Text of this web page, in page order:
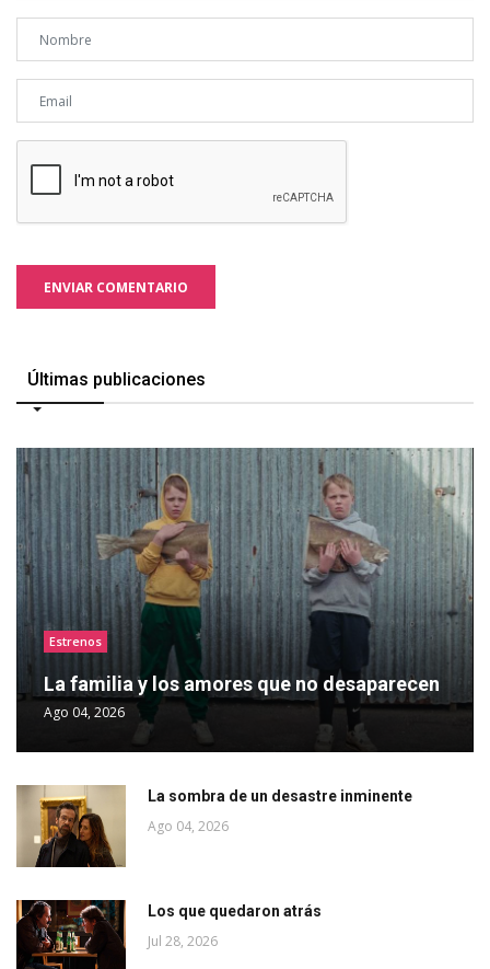
ENVIAR COMENTARIO
Últimas publicaciones
Estrenos
La familia y los amores que no desaparecen
Ago 04, 2026
La sombra de un desastre inminente
Ago 04, 2026
Los que quedaron atrás
Jul 28, 2026